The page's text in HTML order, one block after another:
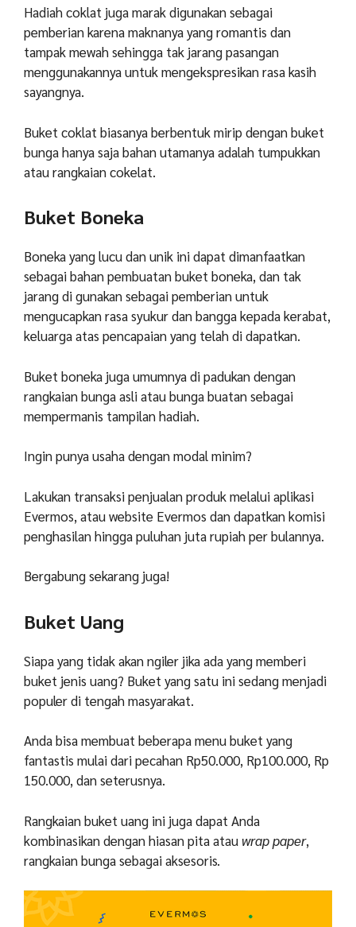
Hadiah coklat juga marak digunakan sebagai
pemberian karena maknanya yang romantis dan
tampak mewah sehingga tak jarang pasangan
menggunakannya untuk mengekspresikan rasa kasih
sayangnya.
Buket coklat biasanya berbentuk mirip dengan buket
bunga hanya saja bahan utamanya adalah tumpukkan
atau rangkaian cokelat.
Buket Boneka
Boneka yang lucu dan unik ini dapat dimanfaatkan
sebagai bahan pembuatan buket boneka, dan tak
jarang di gunakan sebagai pemberian untuk
mengucapkan rasa syukur dan bangga kepada kerabat,
keluarga atas pencapaian yang telah di dapatkan.
Buket boneka juga umumnya di padukan dengan
rangkaian bunga asli atau bunga buatan sebagai
mempermanis tampilan hadiah.
Ingin punya usaha dengan modal minim?
Lakukan transaksi penjualan produk melalui aplikasi
Evermos, atau website Evermos dan dapatkan komisi
penghasilan hingga puluhan juta rupiah per bulannya.
Bergabung sekarang juga!
Buket Uang
Siapa yang tidak akan ngiler jika ada yang memberi
buket jenis uang? Buket yang satu ini sedang menjadi
populer di tengah masyarakat.
Anda bisa membuat beberapa menu buket yang
fantastis mulai dari pecahan Rp50.000, Rp100.000, Rp
150.000, dan seterusnya.
Rangkaian buket uang ini juga dapat Anda
kombinasikan dengan hiasan pita atau wrap paper,
rangkaian bunga sebagai aksesoris.